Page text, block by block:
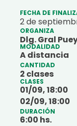
FECHA DE
2 de
ORGANIZA
Dlg. Gral
MODALIDAD
A distancia
CANTIDAD
2 clases
CLASES
01/09, 18:00
02/09, 18:00
DURACIÓN
6:00 hs.